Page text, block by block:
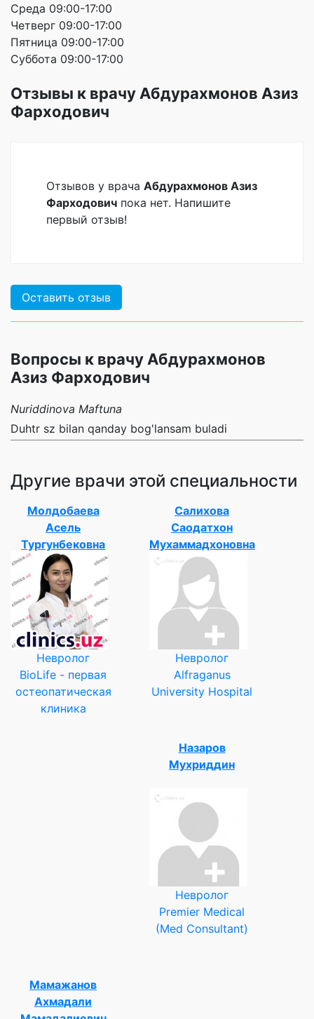
Среда 09:00-17:00
Четверг 09:00-17:00
Пятница 09:00-17:00
Суббота 09:00-17:00
Отзывы к врачу Абдурахмонов Азиз
Фарходович
Отзывов у врача Абдурахмонов Азиз
Фарходович пока нет. Напишите
первый отзыв!
Оставить отзыв
Вопросы к врачу Абдурахмонов
Азиз Фарходович
Nuriddinova Maftuna
Duhtr sz bilan qanday bog'lansam buladi
Другие врачи этой специальности
Молдобаева
Асель
Тургунбековна
Невролог
BioLife - первая
остеопатическая
клиника
Салихова
Саодатхон
Мухаммадхоновна
Невролог
Alfraganus
University Hospital
Назаров
Мухриддин
Невролог
Premier Medical
(Med Consultant)
Мамажанов
Ахмадали